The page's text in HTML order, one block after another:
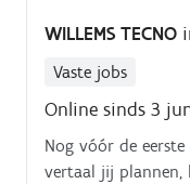
WILLEMS TECNO
Vaste jobs
Online sinds 3
Nog vóór de
vertaal jij plannen,